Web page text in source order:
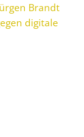
Brandt
digitale